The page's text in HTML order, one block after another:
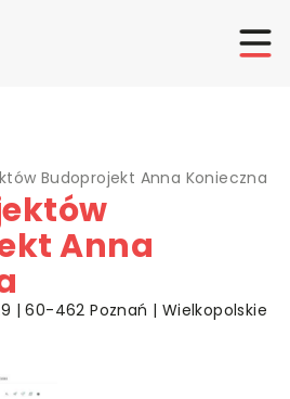
Budoprojekt Anna Konieczna
Anna
| 60-462 Poznań | Wielkopolskie